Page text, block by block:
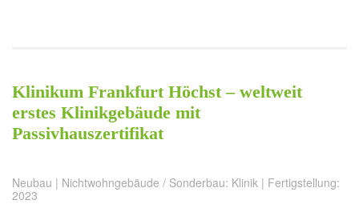
Klinikum Frankfurt Höchst – weltweit
erstes Klinikgebäude mit
Passivhauszertifikat
Neubau | Nichtwohngebäude / Sonderbau: Klinik | Fertigstellung:
2023